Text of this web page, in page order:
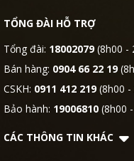
TỔNG ĐÀI HỖ TRỢ
Tổng đài: 18002079(8h00 -
Bán hàng: 0904 66 22 19
CSKH: 0911 412 219(8h00 -
Bảo hành: 19006810 (8h00
CÁC THÔNG TIN KHÁC